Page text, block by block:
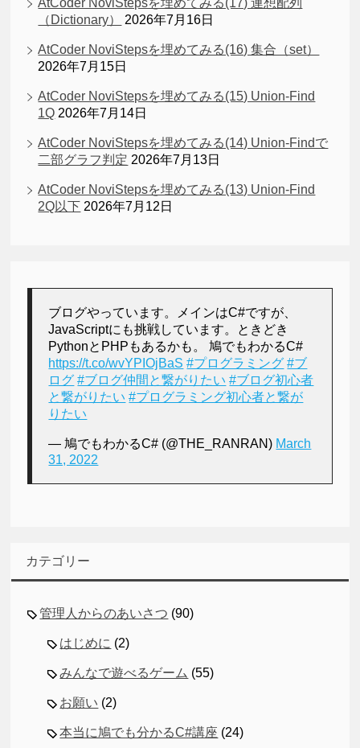
AtCoder NoviStepsを埋めてみる(17) 連想配列
（Dictionary）
2026年7月16日
AtCoder NoviStepsを埋めてみる(16) 集合（set）
2026年7月15日
AtCoder NoviStepsを埋めてみる(15) Union-Find
1Q 2026年7月14日
AtCoder NoviStepsを埋めてみる(14) Union-Findで
二部グラフ判定 2026年7月13日
AtCoder NoviStepsを埋めてみる(13) Union-Find
2Q以下 2026年7月12日
ブログやっています。メインはC#ですが、
JavaScriptにも挑戦しています。ときどき
PythonとPHPもあるかも。 鳩でもわかるC#
https://t.co/wvYPIOjBaS #プログラミング #ブ
ログ #ブログ仲間と繋がりたい #ブログ初心者
と繋がりたい #プログラミング初心者と繋が
りたい
— 鳩でもわかるC# (@THE_RANRAN) March
31, 2022
カテゴリー
管理人からのあいさつ (90)
はじめに (2)
みんなで遊べるゲーム (55)
お願い (2)
本当に鳩でも分かるC#講座 (24)